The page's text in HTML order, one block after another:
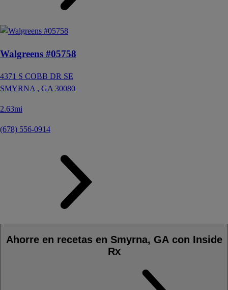
Walgreens #05758
4371 S COBB DR SE
SMYRNA , GA 30080
2.63mi
(678) 556-0914
Ahorre en recetas en Smyrna, GA con Inside
Rx